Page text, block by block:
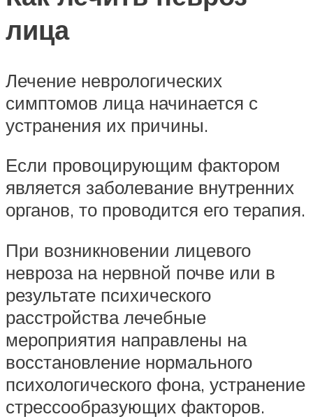
лица
Лечение неврологических
симптомов лица начинается с
устранения их причины.
Если провоцирующим фактором
является заболевание внутренних
органов, то проводится его терапия.
При возникновении лицевого
невроза на нервной почве или в
результате психического
расстройства лечебные
мероприятия направлены на
восстановление нормального
психологического фона, устранение
стрессообразующих факторов.